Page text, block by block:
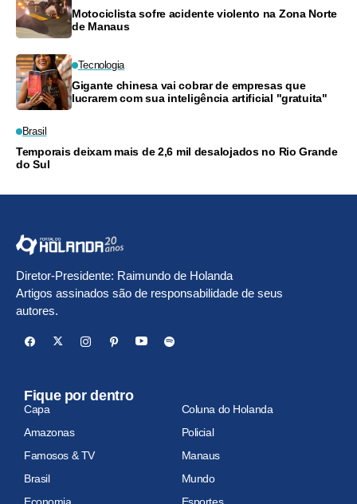
Motociclista sofre acidente violento na Zona Norte
de Manaus
Tecnologia
Gigante chinesa vai cobrar de empresas que
lucrarem com sua inteligência artificial "gratuita"
Brasil
Temporais deixam mais de 2,6 mil desalojados no Rio Grande
do Sul
Diretor-Presidente: Raimundo de Holanda
Artigos assinados são de responsabilidade de seus
autores.
Fique por dentro
Capa
Coluna do Holanda
Amazonas
Policial
Famosos & TV
Manaus
Brasil
Mundo
Economia
Esportes